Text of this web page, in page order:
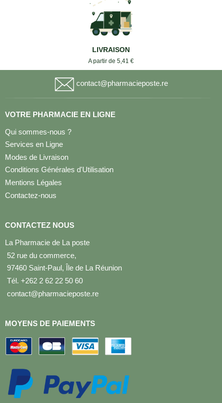
LIVRAISON
A partir de 5,41 €
contact@pharmacieposte.re
VOTRE PHARMACIE EN LIGNE
Qui sommes-nous ?
Services en Ligne
Modes de Livraison
Conditions Générales d'Utilisation
Mentions Légales
Contactez-nous
CONTACTEZ NOUS
La Pharmacie de La poste
52 rue du commerce,
97460 Saint-Paul, Île de La Réunion
Tél. +262 2 62 22 50 60
contact@pharmacieposte.re
MOYENS DE PAIEMENTS